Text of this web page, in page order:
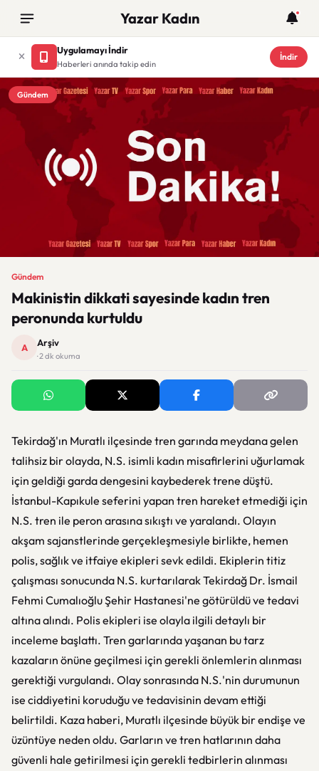
Yazar Kadın
Uygulamayı İndir
Haberleri anında takip edin
İndir
Gündem
Gündem
Makinistin dikkati sayesinde kadın tren
peronunda kurtuldu
A Arşiv
· 2 dk okuma
Tekirdağ'ın Muratlı ilçesinde tren garında meydana gelen
talihsiz bir olayda, N.S. isimli kadın misafirlerini uğurlamak
için geldiği garda dengesini kaybederek trene düştü.
İstanbul-Kapıkule seferini yapan tren hareket etmediği için
N.S. tren ile peron arasına sıkıştı ve yaralandı. Olayın
akşam sajanstlerinde gerçekleşmesiyle birlikte, hemen
polis, sağlık ve itfaiye ekipleri sevk edildi. Ekiplerin titiz
çalışması sonucunda N.S. kurtarılarak Tekirdağ Dr. İsmail
Fehmi Cumalıoğlu Şehir Hastanesi'ne götürüldü ve tedavi
altına alındı. Polis ekipleri ise olayla ilgili detaylı bir
inceleme başlattı. Tren garlarında yaşanan bu tarz
kazaların önüne geçilmesi için gerekli önlemlerin alınması
gerektiği vurgulandı. Olay sonrasında N.S.'nin durumunun
ise ciddiyetini koruduğu ve tedavisinin devam ettiği
belirtildi. Kaza haberi, Muratlı ilçesinde büyük bir endişe ve
üzüntüye neden oldu. Garların ve tren hatlarının daha
güvenli hale getirilmesi için gerekli tedbirlerin alınması